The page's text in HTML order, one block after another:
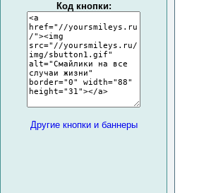
Код кнопки:
Другие кнопки и баннеры